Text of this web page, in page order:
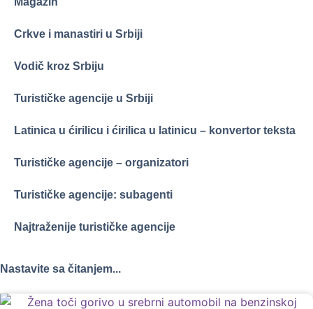
Crkve i manastiri u Srbiji
Vodič kroz Srbiju
Turističke agencije u Srbiji
Latinica u ćirilicu i ćirilica u latinicu – konvertor teksta
Turističke agencije – organizatori
Turističke agencije: subagenti
Najtraženije turističke agencije
Nastavite sa čitanjem...